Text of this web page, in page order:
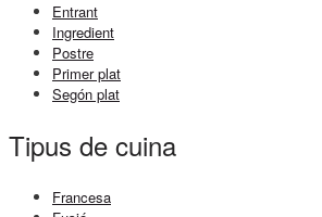
Entrant
Ingredient
Postre
Primer plat
Segón plat
Tipus de cuina
Francesa